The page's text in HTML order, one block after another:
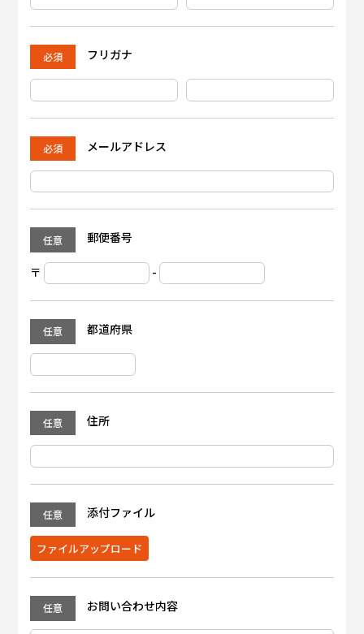
フリガナ
メールアドレス
郵便番号
〒 -
都道府県
住所
添付ファイル
ファイルアップロード
お問い合わせ内容